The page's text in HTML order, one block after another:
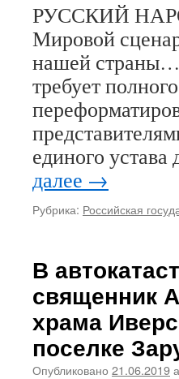
РУССКИЙ
Мировой
нашей страны…
требует
единого
далее →
Рубрика: Российская
В
священник
храма
поселке
Опубликовано 21.06.2019